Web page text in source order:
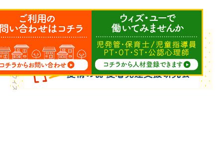
Copyright © ウィズ・ユー All Rights Reserved.